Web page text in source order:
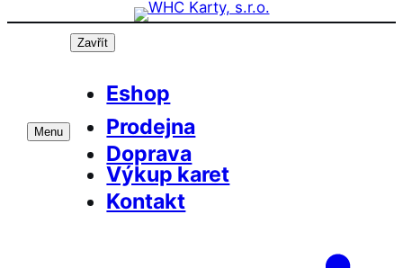
Přeskočit
Menu
Zavřít
Eshop
Prodejna
Doprava
Výkup karet
Kontakt